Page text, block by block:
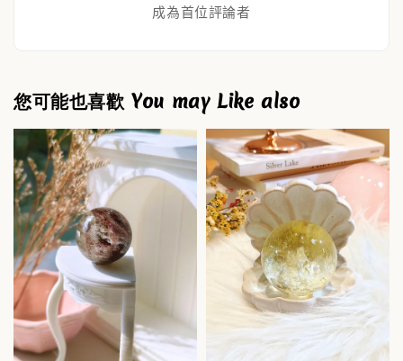
成為首位評論者
您可能也喜歡 You may Like also